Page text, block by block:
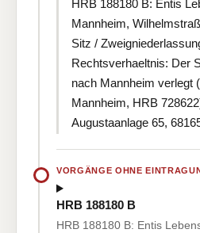
HRB 188180 B: Entis
Mannheim,
Sitz /
Rechtsverhaeltnis: Der
nach Mannheim verlegt
Mannheim, HRB
Augustaanlage 65,
VORGÄNGE OHNE
HRB 188180 B
HRB 188180 B: Entis